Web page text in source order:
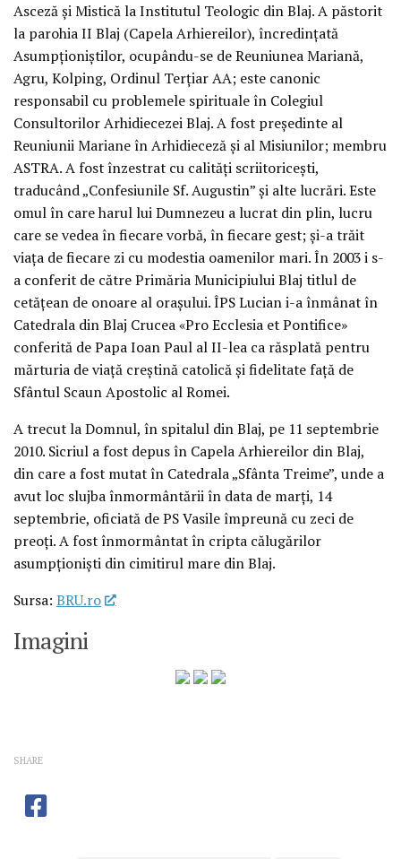
Asceză și Mistică la Institutul Teologic din Blaj. A păstorit
la parohia II Blaj (Capela Arhiereilor), încredințată
Asumpționiștilor, ocupându-se de Reuniunea Mariană,
Agru, Kolping, Ordinul Terțiar AA; este canonic
responsabil cu problemele spirituale în Colegiul
Consultorilor Arhidiecezei Blaj. A fost președinte al
Reuniunii Mariane în Arhidieceză și al Misiunilor; membru
ASTRA. A fost înzestrat cu calități scriitoricești,
traducând „Confesiunile Sf. Augustin” și alte lucrări. Este
omul în care harul lui Dumnezeu a lucrat din plin, lucru
care se vedea în fiecare vorbă, în fiecare gest; și-a trăit
viața de fiecare zi cu modestia oamenilor mari. În 2003 i s-
a conferit de către Primăria Municipiului Blaj titlul de
cetățean de onoare al orașului. ÎPS Lucian i-a înmânat în
Catedrala din Blaj Crucea «Pro Ecclesia et Pontifice»
conferită de Papa Ioan Paul al II-lea ca răsplată pentru
mărturia de viață creștină catolică și fidelitate față de
Sfântul Scaun Apostolic al Romei.
A trecut la Domnul, în spitalul din Blaj, pe 11 septembrie
2010. Sicriul a fost depus în Capela Arhiereilor din Blaj,
din care a fost mutat în Catedrala „Sfânta Treime”, unde a
avut loc slujba înmormântării în data de marți, 14
septembrie, oficiată de PS Vasile împreună cu zeci de
preoți. A fost înmormântat în cripta călugărilor
asumpționiști din cimitirul mare din Blaj.
Sursa: BRU.ro
Imagini
SHARE